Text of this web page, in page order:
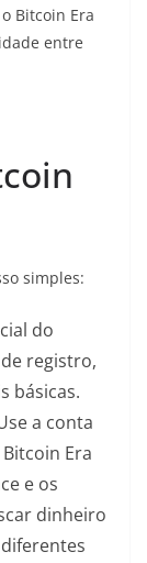
Bitcoin Era
entre
simples:
do
registro,
básicas.
a conta
Era
e os
dinheiro